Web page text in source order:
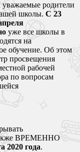
родители
школы. С 23
уже все школы в
на
обучение. Об этом
просвещения
рабочей
по вопросам
ВРЕМЕННО
2020 года.